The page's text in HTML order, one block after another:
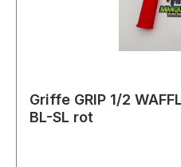
Griffe GRIP 1/2
BL-SL rot